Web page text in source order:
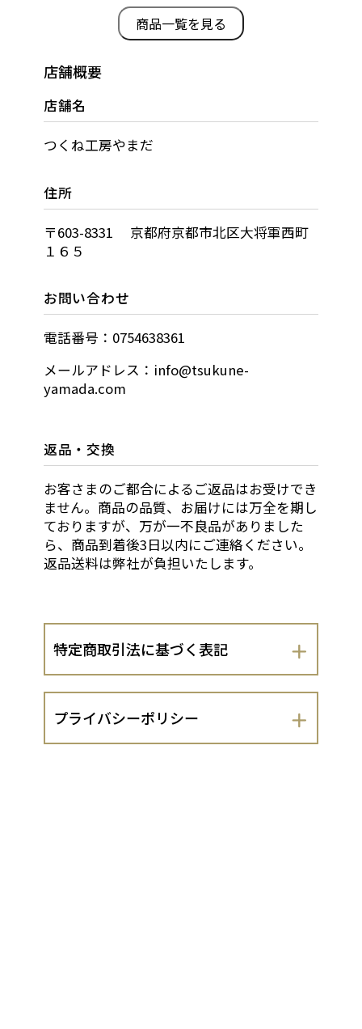
商品一覧を見る
店舗概要
店舗名
つくね工房やまだ
住所
〒603-8331 京都府京都市北区大将軍西町
１６５
お問い合わせ
電話番号：0754638361
メールアドレス：info@tsukune-
yamada.com
返品・交換
お客さまのご都合によるご返品はお受けでき
ません。商品の品質、お届けには万全を期し
ておりますが、万が一不良品がありました
ら、商品到着後3日以内にご連絡ください。
返品送料は弊社が負担いたします。
特定商取引法に基づく表記
会社名
つくね工房やまだ株式会社
プライバシーポリシー